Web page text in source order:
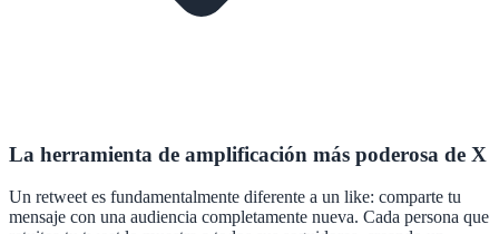
La herramienta de amplificación más poderosa de X
Un retweet es fundamentalmente diferente a un like: comparte tu
mensaje con una audiencia completamente nueva. Cada persona que